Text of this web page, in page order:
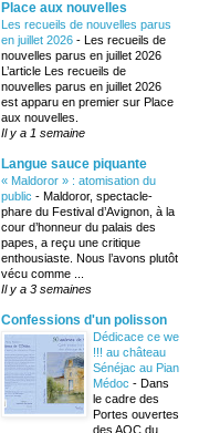
Place aux nouvelles
Les recueils de nouvelles parus
en juillet 2026 - Les recueils de
nouvelles parus en juillet 2026
L’article Les recueils de
nouvelles parus en juillet 2026
est apparu en premier sur Place
aux nouvelles.
Il y a 1 semaine
Langue sauce piquante
« Maldoror » : atomisation du
public - Maldoror, spectacle-
phare du Festival d’Avignon, à la
cour d’honneur du palais des
papes, a reçu une critique
enthousiaste. Nous l’avons plutôt
vécu comme ...
Il y a 3 semaines
Confessions d'un polisson
Dédicace ce we
!!! au château
Sénéjac au Pian
Médoc - Dans
le cadre des
Portes ouvertes
des AOC du